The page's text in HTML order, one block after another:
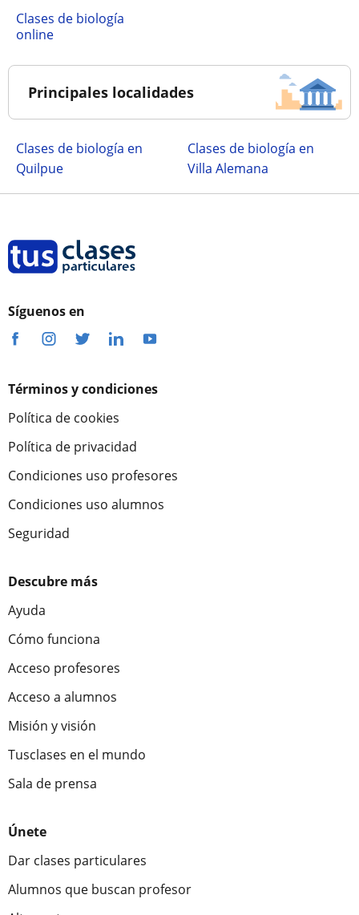
Clases de biología
online
Principales localidades
Clases de biología en
Quilpue
Clases de biología en
Villa Alemana
Síguenos en
Términos y condiciones
Política de cookies
Política de privacidad
Condiciones uso profesores
Condiciones uso alumnos
Seguridad
Descubre más
Ayuda
Cómo funciona
Acceso profesores
Acceso a alumnos
Misión y visión
Tusclases en el mundo
Sala de prensa
Únete
Dar clases particulares
Alumnos que buscan profesor